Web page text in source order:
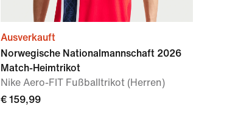
Ausverkauft
Norwegische Nationalmannschaft 2026
Match-Heimtrikot
Nike Aero-FIT Fußballtrikot (Herren)
€ 159,99